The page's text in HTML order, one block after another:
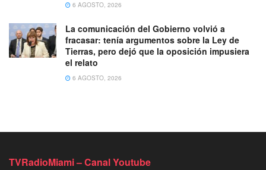
6 AGOSTO, 2026
La comunicación del Gobierno volvió a
fracasar: tenía argumentos sobre la Ley de
Tierras, pero dejó que la oposición impusiera
el relato
6 AGOSTO, 2026
TVRadioMiami – Canal Youtube